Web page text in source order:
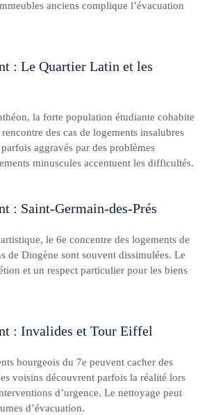
anciens complique l’évacuation
: Le Quartier Latin et les
la forte population étudiante cohabite
des cas de logements insalubres
aggravés par des problèmes
minuscules accentuent les difficultés.
: Saint-Germain-des-Prés
le 6e concentre des logements de
de Diogène sont souvent dissimulées. Le
et un respect particulier pour les biens
: Invalides et Tour Eiffel
bourgeois du 7e peuvent cacher des
voisins découvrent parfois la réalité lors
d’urgence. Le nettoyage peut
d’évacuation.